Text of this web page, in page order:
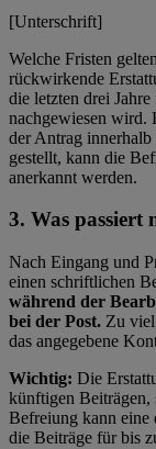
[Unterschrift]
Welche Fristen
rückwirkende
die letzten drei
nachgewiesen wird.
der Antrag
gestellt, kann die
anerkannt werden.
3. Was passiert
Nach Eingang und
einen schriftlichen
während der
bei der Post. Zu
das angegebene
Wichtig: Die
künftigen Beiträgen,
Befreiung kann eine
die Beiträge für bis